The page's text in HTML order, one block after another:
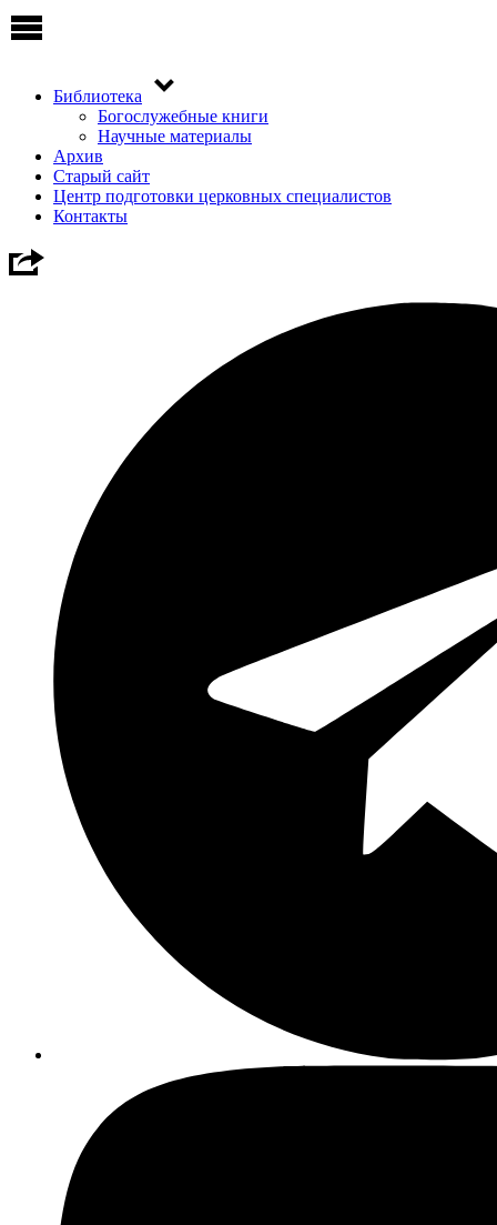
Библиотека
Богослужебные книги
Научные материалы
Архив
Старый сайт
Центр подготовки церковных специалистов
Контакты